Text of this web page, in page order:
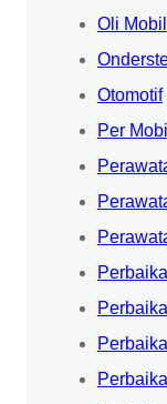
Oli Mobil
Otomotif
Per Mobil